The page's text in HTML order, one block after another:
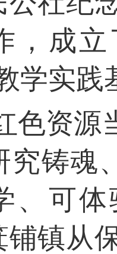
，成
学实践
色资源
究铸魂
、可
铺镇从